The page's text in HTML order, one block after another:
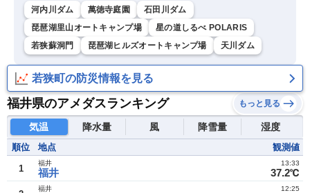
河内川ダム 萬徳寺庭園
石田川ダム
琵琶湖里山オートキャンプ場
星の道しるべ POLARIS
若狭蘇洞門
琵琶湖ヒルズオートキャンプ場 天川ダム
若狭町の防災情報を見る
福井県のアメダスランキング もっと見る
気温 降水量 風 降雪量 湿度
順位 地点 観測値
1 福井
福井
37.2℃
13:33
福井 12:25